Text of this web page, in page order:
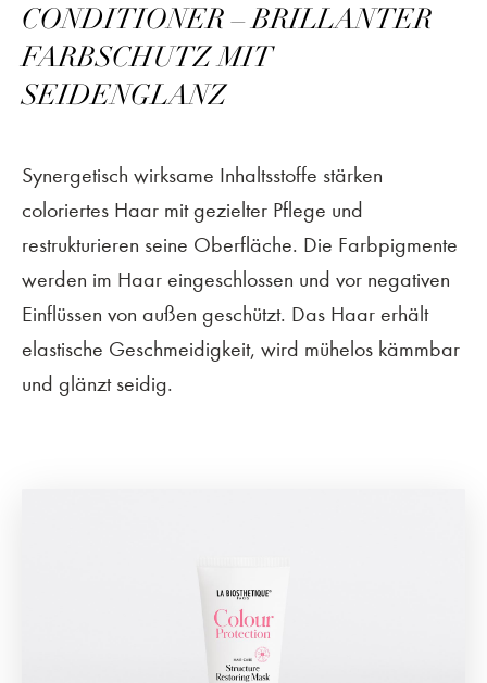
CONDITIONER – BRILLANTER
FARBSCHUTZ MIT
SEIDENGLANZ
Synergetisch wirksame Inhaltsstoffe stärken
coloriertes Haar mit gezielter Pflege und
restrukturieren seine Oberfläche. Die Farbpigmente
werden im Haar eingeschlossen und vor negativen
Einflüssen von außen geschützt. Das Haar erhält
elastische Geschmeidigkeit, wird mühelos kämmbar
und glänzt seidig.